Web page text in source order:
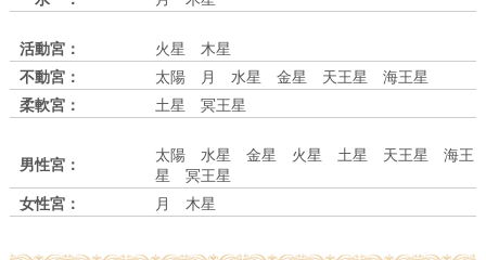
活動宮：
火星 木星
不動宮：
太陽 月 水星 金星 天王星 海王星
柔軟宮：
土星 冥王星
男性宮：
太陽 水星 金星 火星 土星 天王星 海王
星 冥王星
女性宮：
月 木星